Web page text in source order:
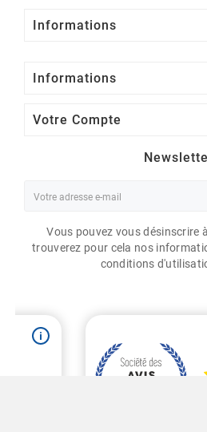
EPSON
115,00 €
Informations
Informations
Votre Compte
Vous pouvez vous désinscrire
trouverez pour cela nos
conditions